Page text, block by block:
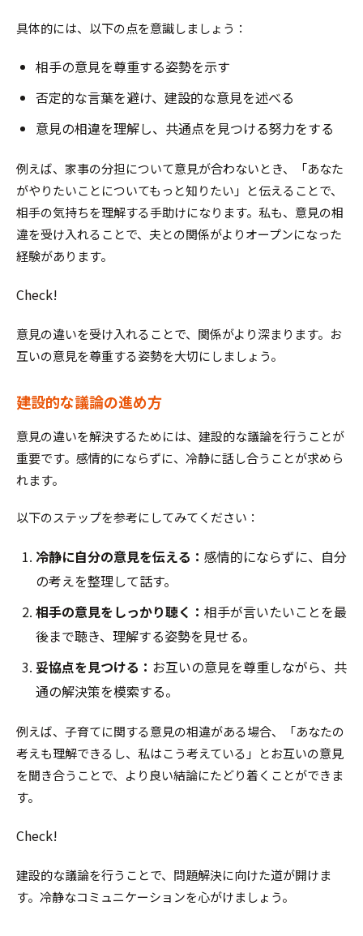
具体的には、以下の点を意識しましょう：
相手の意見を尊重する姿勢を示す
否定的な言葉を避け、建設的な意見を述べる
意見の相違を理解し、共通点を見つける努力をする
例えば、家事の分担について意見が合わないとき、「あなた
がやりたいことについてもっと知りたい」と伝えることで、
相手の気持ちを理解する手助けになります。私も、意見の相
違を受け入れることで、夫との関係がよりオープンになった
経験があります。
Check!
意見の違いを受け入れることで、関係がより深まります。お
互いの意見を尊重する姿勢を大切にしましょう。
建設的な議論の進め方
意見の違いを解決するためには、建設的な議論を行うことが
重要です。感情的にならずに、冷静に話し合うことが求めら
れます。
以下のステップを参考にしてみてください：
冷静に自分の意見を伝える： 感情的にならずに、自分
の考えを整理して話す。
相手の意見をしっかり聴く： 相手が言いたいことを最
後まで聴き、理解する姿勢を見せる。
妥協点を見つける： お互いの意見を尊重しながら、共
通の解決策を模索する。
例えば、子育てに関する意見の相違がある場合、「あなたの
考えも理解できるし、私はこう考えている」とお互いの意見
を聞き合うことで、より良い結論にたどり着くことができま
す。
Check!
建設的な議論を行うことで、問題解決に向けた道が開けま
す。冷静なコミュニケーションを心がけましょう。